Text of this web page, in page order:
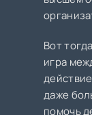
Вот
игра
даже
помочь